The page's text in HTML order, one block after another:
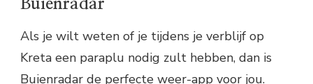
Buienradar
Als je wilt weten of je tijdens je verblijf op
Kreta een paraplu nodig zult hebben, dan is
Buienradar de perfecte weer-app voor jou.